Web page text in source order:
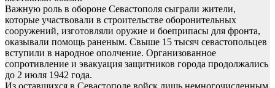
Важную роль в обороне Севастополя сыграли жители,
которые участвовали в строительстве оборонительных
сооружений, изготовляли оружие и боеприпасы для фронта,
оказывали помощь раненым. Свыше 15 тысяч севастопольцев
вступили в народное ополчение. Организованное
сопротивление и эвакуация защитников города продолжались
до 2 июля 1942 года.